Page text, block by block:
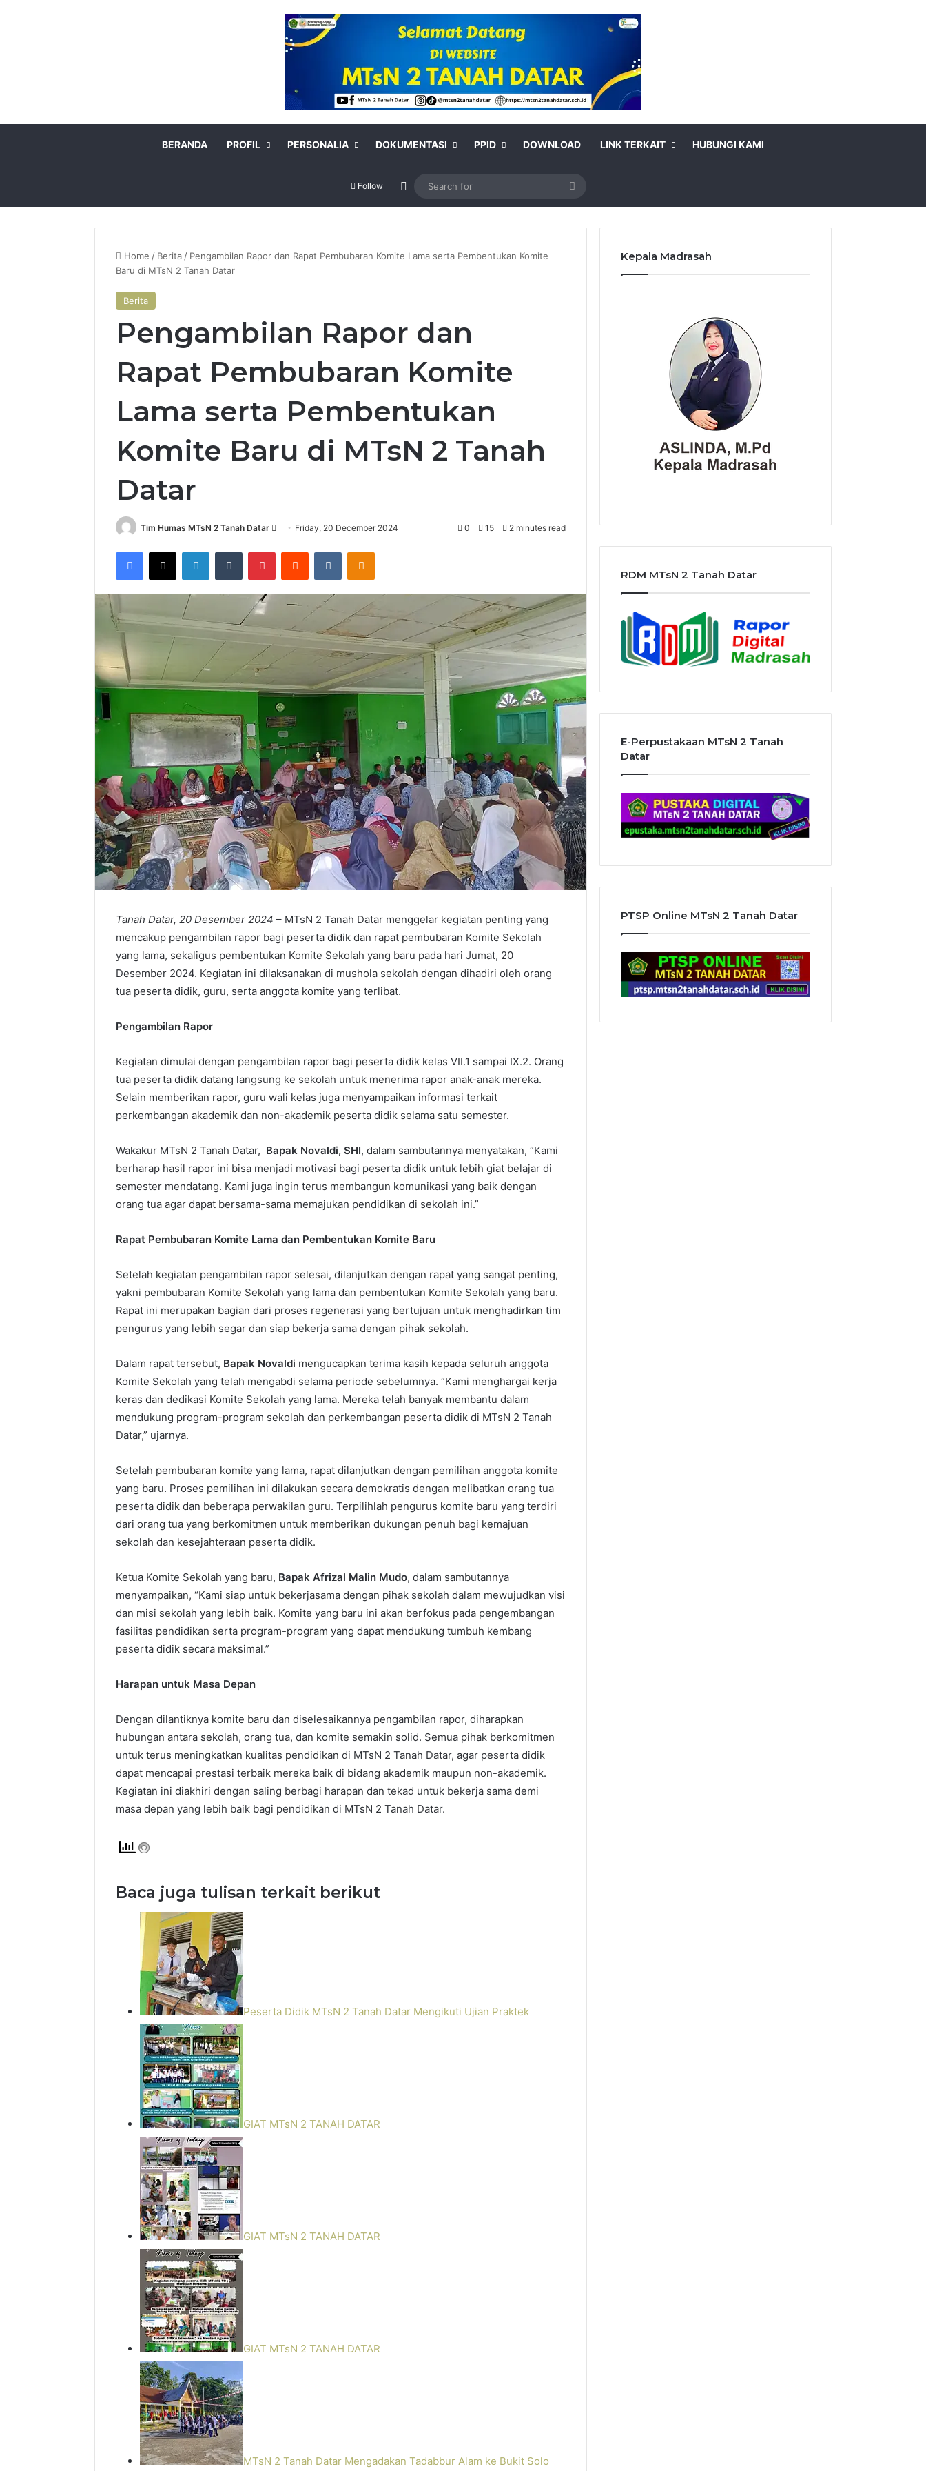
BERANDA PROFIL PERSONALIA DOKUMENTASI PPID DOWNLOAD LINK TERKAIT HUBUNGI KAMI
Follow Switch skin
for
Home / Berita / Pengambilan Rapor dan Rapat Pembubaran Komite Lama serta Pembentukan Komite
Baru di MTsN 2 Tanah Datar
Berita
Pengambilan Rapor dan
Rapat Pembubaran Komite
Lama serta Pembentukan
Komite Baru di MTsN 2 Tanah
Datar
Tim Humas MTsN 2 Tanah Datar
Send
email
Friday, 20 December 2024 0 15 2 minutes read
Facebook
X LinkedInTumblr PinterestReddit VKontakteOdnoklassniki
Tanah Datar, 20 Desember 2024 – MTsN 2 Tanah Datar menggelar kegiatan penting yang
mencakup pengambilan rapor bagi peserta didik dan rapat pembubaran Komite Sekolah
yang lama, sekaligus pembentukan Komite Sekolah yang baru pada hari Jumat, 20
Desember 2024. Kegiatan ini dilaksanakan di mushola sekolah dengan dihadiri oleh orang
tua peserta didik, guru, serta anggota komite yang terlibat.
Pengambilan Rapor
Kegiatan dimulai dengan pengambilan rapor bagi peserta didik kelas VII.1 sampai IX.2. Orang
tua peserta didik datang langsung ke sekolah untuk menerima rapor anak-anak mereka.
Selain memberikan rapor, guru wali kelas juga menyampaikan informasi terkait
perkembangan akademik dan non-akademik peserta didik selama satu semester.
Wakakur MTsN 2 Tanah Datar, Bapak Novaldi, SHI, dalam sambutannya menyatakan, “Kami
berharap hasil rapor ini bisa menjadi motivasi bagi peserta didik untuk lebih giat belajar di
semester mendatang. Kami juga ingin terus membangun komunikasi yang baik dengan
orang tua agar dapat bersama-sama memajukan pendidikan di sekolah ini.”
Rapat Pembubaran Komite Lama dan Pembentukan Komite Baru
Setelah kegiatan pengambilan rapor selesai, dilanjutkan dengan rapat yang sangat penting,
yakni pembubaran Komite Sekolah yang lama dan pembentukan Komite Sekolah yang baru.
Rapat ini merupakan bagian dari proses regenerasi yang bertujuan untuk menghadirkan tim
pengurus yang lebih segar dan siap bekerja sama dengan pihak sekolah.
Dalam rapat tersebut, Bapak Novaldi mengucapkan terima kasih kepada seluruh anggota
Komite Sekolah yang telah mengabdi selama periode sebelumnya. “Kami menghargai kerja
keras dan dedikasi Komite Sekolah yang lama. Mereka telah banyak membantu dalam
mendukung program-program sekolah dan perkembangan peserta didik di MTsN 2 Tanah
Datar,” ujarnya.
Setelah pembubaran komite yang lama, rapat dilanjutkan dengan pemilihan anggota komite
yang baru. Proses pemilihan ini dilakukan secara demokratis dengan melibatkan orang tua
peserta didik dan beberapa perwakilan guru. Terpilihlah pengurus komite baru yang terdiri
dari orang tua yang berkomitmen untuk memberikan dukungan penuh bagi kemajuan
sekolah dan kesejahteraan peserta didik.
Ketua Komite Sekolah yang baru, Bapak Afrizal Malin Mudo, dalam sambutannya
menyampaikan, “Kami siap untuk bekerjasama dengan pihak sekolah dalam mewujudkan visi
dan misi sekolah yang lebih baik. Komite yang baru ini akan berfokus pada pengembangan
fasilitas pendidikan serta program-program yang dapat mendukung tumbuh kembang
peserta didik secara maksimal.”
Harapan untuk Masa Depan
Dengan dilantiknya komite baru dan diselesaikannya pengambilan rapor, diharapkan
hubungan antara sekolah, orang tua, dan komite semakin solid. Semua pihak berkomitmen
untuk terus meningkatkan kualitas pendidikan di MTsN 2 Tanah Datar, agar peserta didik
dapat mencapai prestasi terbaik mereka baik di bidang akademik maupun non-akademik.
Kegiatan ini diakhiri dengan saling berbagi harapan dan tekad untuk bekerja sama demi
masa depan yang lebih baik bagi pendidikan di MTsN 2 Tanah Datar.
Baca juga tulisan terkait berikut
Peserta Didik MTsN 2 Tanah Datar Mengikuti Ujian Praktek
GIAT MTsN 2 TANAH DATAR
GIAT MTsN 2 TANAH DATAR
GIAT MTsN 2 TANAH DATAR
MTsN 2 Tanah Datar Mengadakan Tadabbur Alam ke Bukit Solo
Kepala Madrasah
RDM MTsN 2 Tanah Datar
E-Perpustakaan MTsN 2 Tanah
Datar
PTSP Online MTsN 2 Tanah Datar